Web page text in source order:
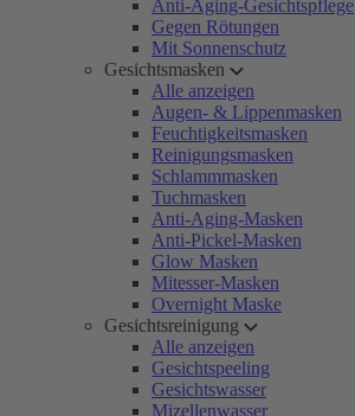
Anti-Aging-Gesichtspflege
Gegen Rötungen
Mit Sonnenschutz
Gesichtsmasken
Alle anzeigen
Augen- & Lippenmasken
Feuchtigkeitsmasken
Reinigungsmasken
Schlammmasken
Tuchmasken
Anti-Aging-Masken
Anti-Pickel-Masken
Glow Masken
Mitesser-Masken
Overnight Maske
Gesichtsreinigung
Alle anzeigen
Gesichtspeeling
Gesichtswasser
Mizellenwasser